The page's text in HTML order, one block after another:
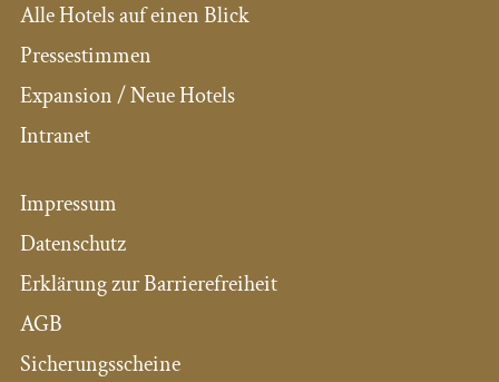
Alle Hotels auf einen Blick
Pressestimmen
Expansion / Neue Hotels
Intranet
Impressum
Datenschutz
Erklärung zur Barrierefreiheit
AGB
Sicherungsscheine